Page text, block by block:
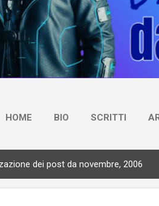
HOME BIO SCRITTI
dei post da novembre, 2006